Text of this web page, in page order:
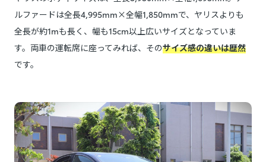
ルファードは全長4,995mm×全幅1,850mmで、ヤリスよりも
全長が約1mも長く、幅も15cm以上広いサイズとなっていま
す。両車の運転席に座ってみれば、そのサイズ感の違いは歴然
です。